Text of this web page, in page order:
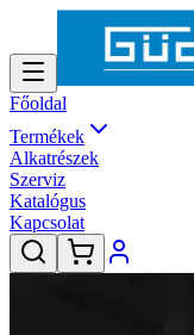
Főoldal
Termékek
Alkatrészek
Szerviz
Katalógus
Kapcsolat